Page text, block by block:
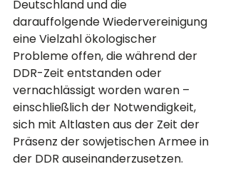
Deutschland und die
darauffolgende Wiedervereinigung
eine Vielzahl ökologischer
Probleme offen, die während der
DDR-Zeit entstanden oder
vernachlässigt worden waren –
einschließlich der Notwendigkeit,
sich mit Altlasten aus der Zeit der
Präsenz der sowjetischen Armee in
der DDR auseinanderzusetzen.